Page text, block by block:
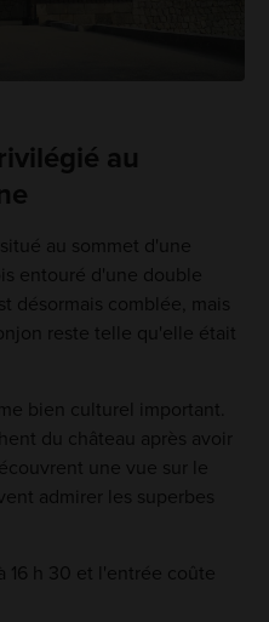
au
au sommet d'une
entouré d'une double
désormais comblée, mais
reste telle qu'elle était
bien culturel important.
du château après avoir
une vue sur le
admirer les superbes
16 h 30 et l'entrée coûte